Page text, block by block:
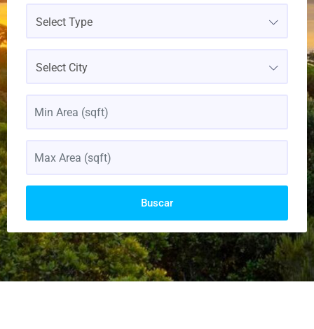
Select Type
Select City
Buscar